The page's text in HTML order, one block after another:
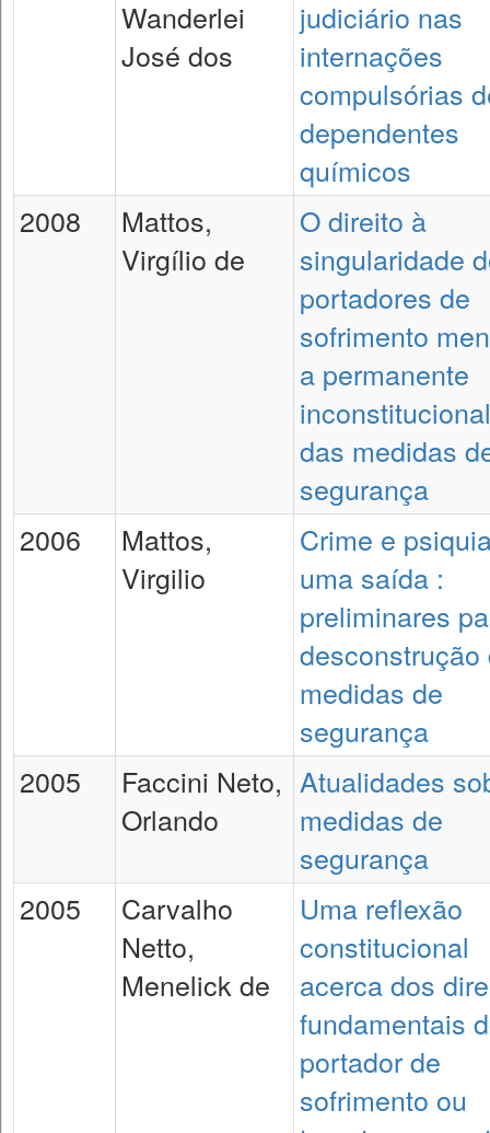
Wanderlei
José dos
judiciário nas
internações
compulsórias
dependentes
químicos
2008
Mattos,
Virgílio de
O direito à
singularidade
portadores de
sofrimento
a permanente
das medidas
segurança
2006
Mattos,
Virgilio
Crime e
uma saída :
preliminares
desconstrução
medidas de
segurança
2005
Faccini Neto,
Orlando
Atualidades
medidas de
segurança
2005
Carvalho
Netto,
Menelick de
Uma reflexão
constitucional
acerca dos
fundamentais
portador de
sofrimento ou